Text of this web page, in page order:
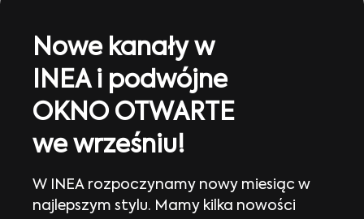
Nowe kanały w
INEA i podwójne
OKNO OTWARTE
we wrześniu!
W INEA rozpoczynamy nowy miesiąc w
najlepszym stylu. Mamy kilka nowości